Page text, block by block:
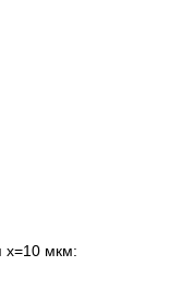
x=10 мкм: